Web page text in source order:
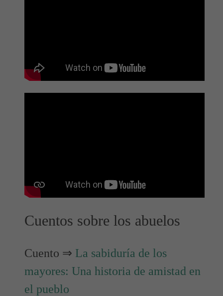
Cuentos sobre los abuelos
Cuento ⇒ La sabiduría de los
mayores: Una historia de amistad en
el pueblo